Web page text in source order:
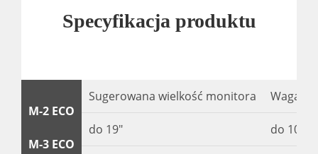
Specyfikacja produktu
M-2 ECO
M-3 ECO
Sugerowana wielkość monitora
do 19″
Waga
do 10